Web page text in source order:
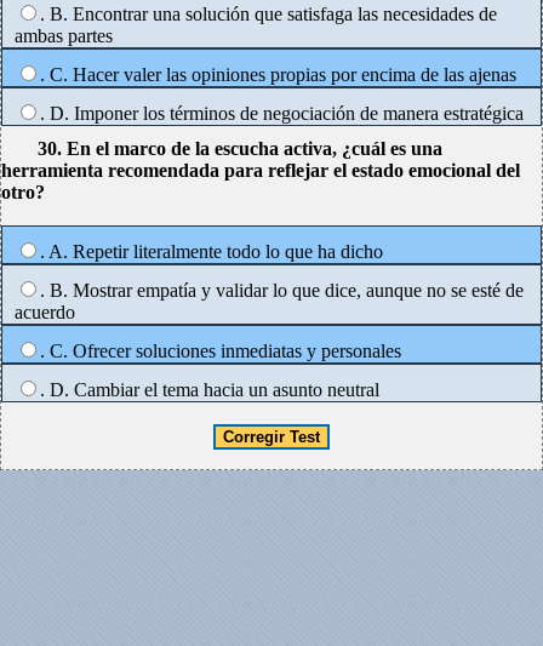
. B. Encontrar una solución que satisfaga las necesidades de
ambas partes
. C. Hacer valer las opiniones propias por encima de las ajenas
. D. Imponer los términos de negociación de manera estratégica
30. En el marco de la escucha activa, ¿cuál es una
herramienta recomendada para reflejar el estado emocional del
otro?
. A. Repetir literalmente todo lo que ha dicho
. B. Mostrar empatía y validar lo que dice, aunque no se esté de
acuerdo
. C. Ofrecer soluciones inmediatas y personales
. D. Cambiar el tema hacia un asunto neutral